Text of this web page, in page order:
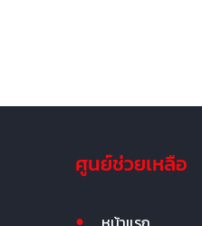
ศูนย์ช่วยเหลือ